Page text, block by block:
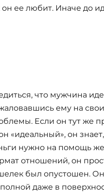
ее любит. Иначе до
что мужчина
ему на
Если он тут же
«идеальный», он
нужно на помощь
отношений, он
был опустошен.
даже в